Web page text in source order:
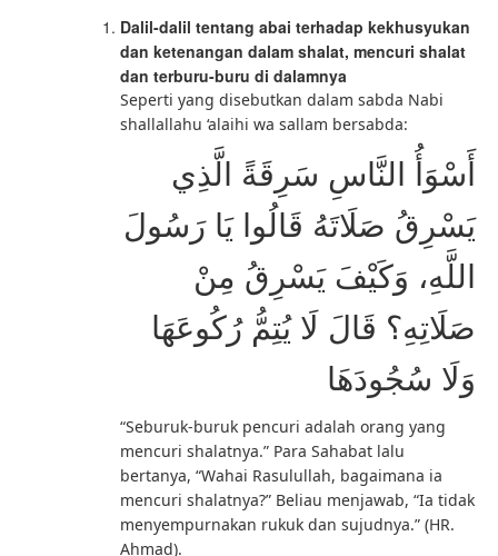
Dalil-dalil tentang abai terhadap kekhusyukan
dan ketenangan dalam shalat, mencuri shalat
dan terburu-buru di dalamnya
Seperti yang disebutkan dalam sabda Nabi
shallallahu ‘alaihi wa sallam bersabda:
أَسْوَأُ النَّاسِ سَرِقَةً الَّذِي
يَسْرِقُ صَلَاتَهُ قَالُوا يَا رَسُولَ
اللَّهِ، وَكَيْفَ يَسْرِقُ مِنْ
صَلَاتِهِ؟ قَالَ لَا يُتِمُّ رُكُوعَهَا
وَلَا سُجُودَهَا
“Seburuk-buruk pencuri adalah orang yang
mencuri shalatnya.” Para Sahabat lalu
bertanya, “Wahai Rasulullah, bagaimana ia
mencuri shalatnya?” Beliau menjawab, “Ia tidak
menyempurnakan rukuk dan sujudnya.” (HR.
Ahmad).